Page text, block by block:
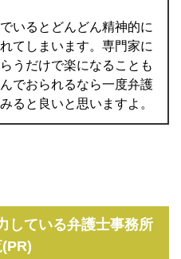
いるとどんどん精神的に
てしまいます。専門家に
うだけで楽になることも
でおられるなら一度弁護
ると良いと思いますよ。
している弁護士事務所